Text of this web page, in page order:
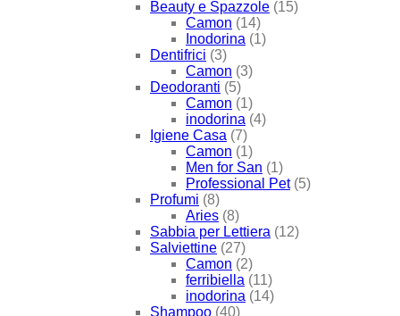
Beauty e Spazzole (15)
Camon (14)
Inodorina (1)
Dentifrici (3)
Camon (3)
Deodoranti (5)
Camon (1)
inodorina (4)
Igiene Casa (7)
Camon (1)
Men for San (1)
Professional Pet (5)
Profumi (8)
Aries (8)
Sabbia per Lettiera (12)
Salviettine (27)
Camon (2)
ferribiella (11)
inodorina (14)
Shampoo (40)